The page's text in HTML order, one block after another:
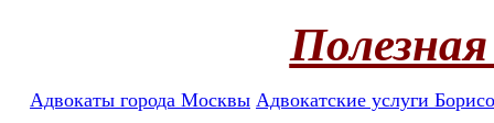
Адвокаты города Москвы Адвокатские услуги